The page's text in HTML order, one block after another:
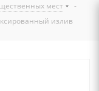
мест
-
излив